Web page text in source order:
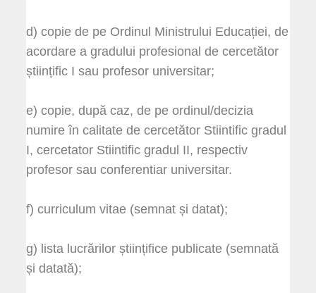
d) copie de pe Ordinul Ministrului Educației, de
acordare a gradului profesional de cercetător
științific I sau profesor universitar;
e) copie, după caz, de pe ordinul/decizia
numire în calitate de cercetător Stiintific gradul
I, cercetator Stiintific gradul II, respectiv
profesor sau conferentiar universitar.
f) curriculum vitae (semnat și datat);
g) lista lucrărilor științifice publicate (semnată
și datată);